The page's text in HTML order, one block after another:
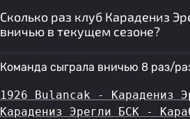
Сколько раз клуб Карадениз
вничью в текущем сезоне?
Команда сыграла вничью 8 раз/
1926 Bulancak - Карадениз
Карадениз Эрегли БСК -